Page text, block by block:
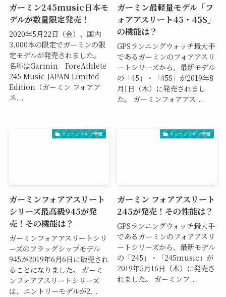
ガーミン245music日本モ
デルが数量限定発売！
2020年5月22日（金）、国内
3,000本の限定でガーミンの限
定モデルが発売されました。
名称はGarmin ForeAthlete
245 Music JAPAN Limited
Edition（ガーミン フォアア
ス...
ガーミン最軽量モデル「フ
ォアアスリート45・45S」
の機能は？
GPSランニングウォッチ最大手
であるガーミンのフォアアスリ
ートシリーズから、最新モデル
の「45」・「45S」が2019年8
月1日（木）に発売されまし
た。 ガーミンフォアアス...
ランニングギア情報
ガーミンフォアアスリート
シリーズ最高級945が発
売！その機能は？
ガーミンフォアアスリートシリ
ーズのフラッグシップモデル
945が2019年6月6日に販売され
ることになりました。 ガーミ
ンフォアアスリートシリーズ
は、エントリーモデルが2...
ランニングギア情報
ガーミン フォアアスリート
245が発売！その性能は？
GPSランニングウォッチ最大手
であるガーミンのフォアアスリ
ートシリーズから、最新モデル
の「245」・「245music」が
2019年5月16日（木）に発売さ
れました。 ガーミンフ...